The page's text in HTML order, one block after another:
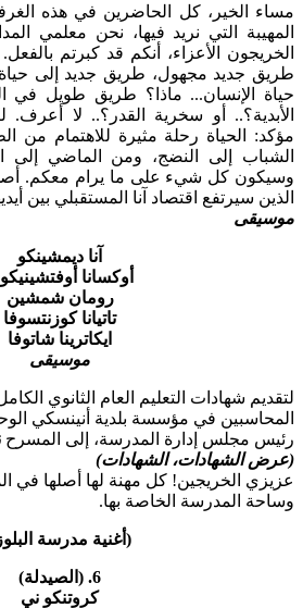
مساء الخير، كل الحاضرين في هذه
المهيبة التي نريد فيها، نحن معلمي
الخريجون الأعزاء، أنكم قد كبرتم
طريق جديد مجهول، طريق جديد إلى حياة
حياة الإنسان... ماذا؟ طريق طويل في
الأبدية؟.. أو سخرية القدر؟.. لا
مؤكد: الحياة رحلة مثيرة للاهتمام من
الشباب إلى النضج، ومن الماضي إلى
وسيكون كل شيء على ما يرام معكم.
الذين سيرتفع اقتصاد آنا المستقبلي بين
موسيقى
آنا ديمشينكو
أوكسانا
رومان شمشين
تاتيانا كوزنتسوفا
ايكاترينا شاتوفا
موسيقى
لتقديم شهادات التعليم العام الثانوي
رئيس مجلس إدارة المدرسة، إلى المسرح
(عرض الشهادات، الشهادات)
عزيزي الخريجين! كل مهنة لها أصلها في
وساحة المدرسة الخاصة بها.
(أغنية مدرسة
6. (الصيدلة)
كروتنكو ني